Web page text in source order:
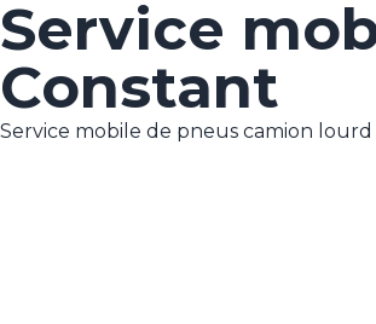
Service
Constant
Service mobile de pneus camion lourd